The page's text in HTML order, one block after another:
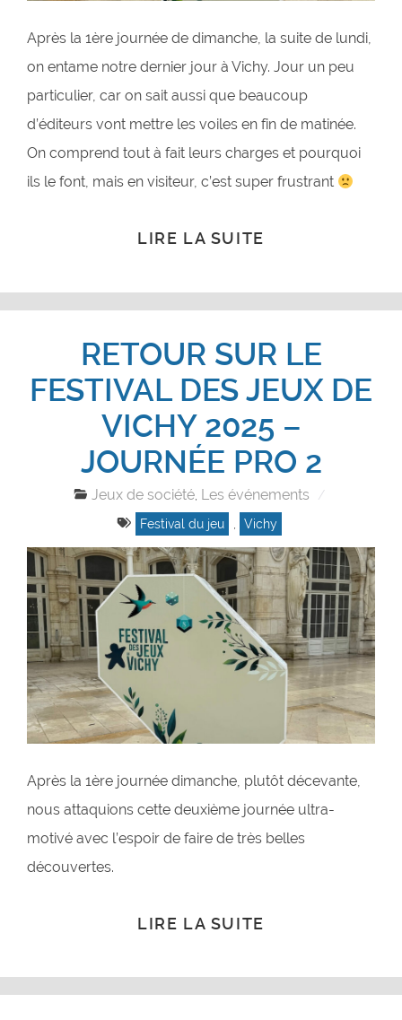
Après la 1ère journée de dimanche, la suite de lundi,
on entame notre dernier jour à Vichy. Jour un peu
particulier, car on sait aussi que beaucoup
d’éditeurs vont mettre les voiles en fin de matinée.
On comprend tout à fait leurs charges et pourquoi
ils le font, mais en visiteur, c’est super frustrant
LIRE LA SUITE
RETOUR SUR LE
FESTIVAL DES JEUX DE
VICHY 2025 –
JOURNÉE PRO 2
Jeux de société Les événements
Festival du jeu Vichy
Après la 1ère journée dimanche, plutôt décevante,
nous attaquions cette deuxième journée ultra-
motivé avec l’espoir de faire de très belles
découvertes.
LIRE LA SUITE